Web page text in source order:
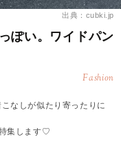
出典：cubki.jp
ぽい。ワイドパン
Fashion
なしが似たり寄ったりに
集します♡